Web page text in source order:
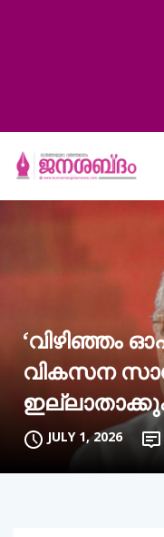
‘വിഴിഞ്ഞം
വികസന
JULY 1, 2026